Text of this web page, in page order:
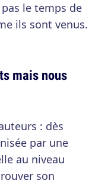
le temps de
ils sont venus.
mais nous
: dès
par une
au niveau
son